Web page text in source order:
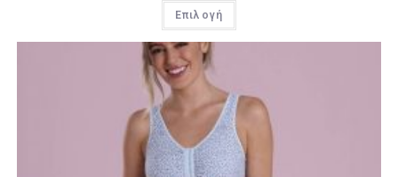
Επιλογή